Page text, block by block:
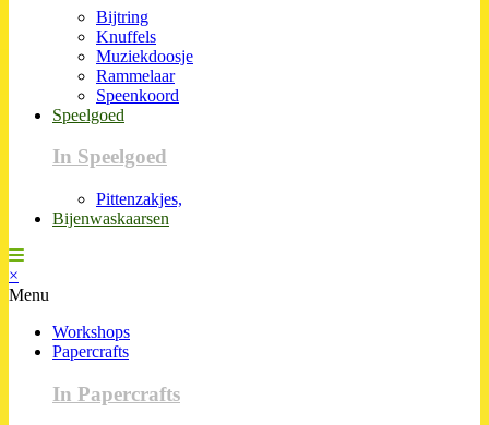
Bijtring
Knuffels
Muziekdoosje
Rammelaar
Speenkoord
Speelgoed
In Speelgoed
Pittenzakjes,
Bijenwaskaarsen
×
Menu
Workshops
Papercrafts
In Papercrafts